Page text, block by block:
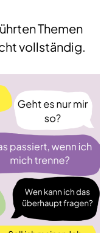
Themen
vollständig.